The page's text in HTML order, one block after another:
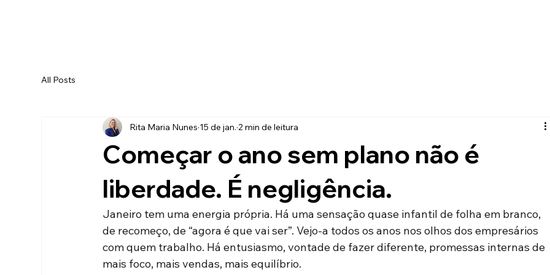
All Posts
Começar o ano sem plano não é
liberdade. É negligência.
Rita Maria Nunes 15 de jan. 2 min de leitura
Janeiro tem uma energia própria. Há uma sensação quase infantil de folha em branco,
de recomeço, de “agora é que vai ser”. Vejo-a todos os anos nos olhos dos empresários
com quem trabalho. Há entusiasmo, vontade de fazer diferente, promessas internas de
mais foco, mais vendas, mais equilíbrio.